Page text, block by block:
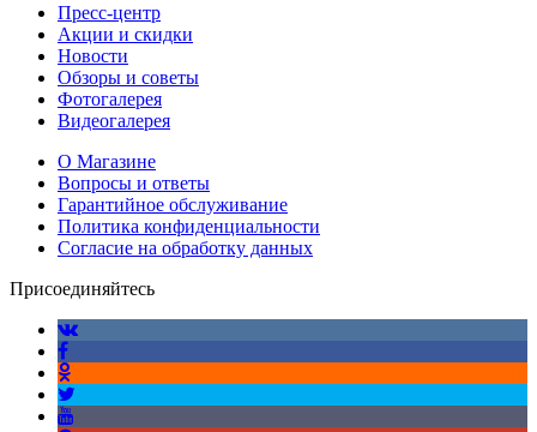
Пресс-центр
Акции и скидки
Новости
Обзоры и советы
Фотогалерея
Видеогалерея
О Магазине
Вопросы и ответы
Гарантийное обслуживание
Политика конфиденциальности
Согласие на обработку данных
Присоединяйтесь